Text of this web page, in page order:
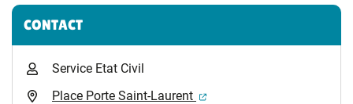
Informations complémentaires
CONTACT
Service Etat Civil
Place Porte Saint-Laurent
(ouverture dans un